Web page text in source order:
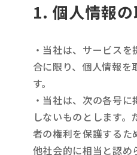
1. 個人情報の
・当社は、サービス
合に限り、個人情報を
す。
・当社は、次の各号
しないものとします
者の権利を保護するた
他社会的に相当と認め